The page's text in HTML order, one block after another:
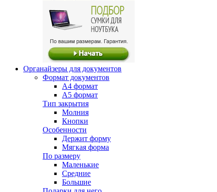
Органайзеры для документов
Формат документов
А4 формат
А5 формат
Тип закрытия
Молния
Кнопки
Особенности
Держит форму
Мягкая форма
По размеру
Маленькие
Средние
Большие